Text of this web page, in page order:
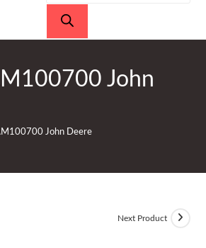
John
John Deere
Next Product